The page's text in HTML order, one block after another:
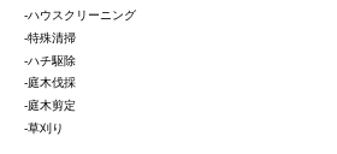
-ハウスクリーニング
-特殊清掃
-ハチ駆除
-庭木伐採
-庭木剪定
-草刈り